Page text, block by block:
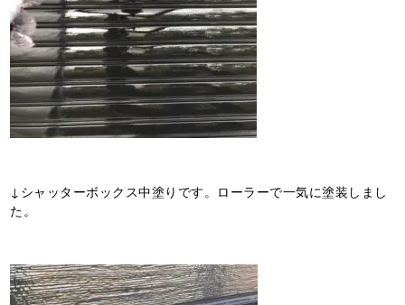
↓シャッターボックス中塗りです。ローラーで一気に塗装しまし
た。